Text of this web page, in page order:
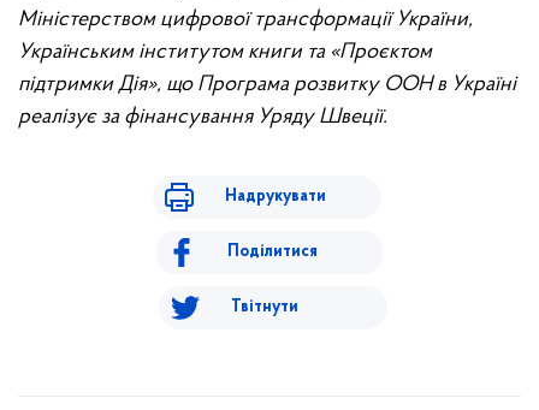
Міністерством цифрової трансформації України,
Українським інститутом книги та «Проєктом
підтримки Дія», що Програма розвитку ООН в Україні
реалізує за фінансування Уряду Швеції.
Надрукувати
Поділитися
Твітнути